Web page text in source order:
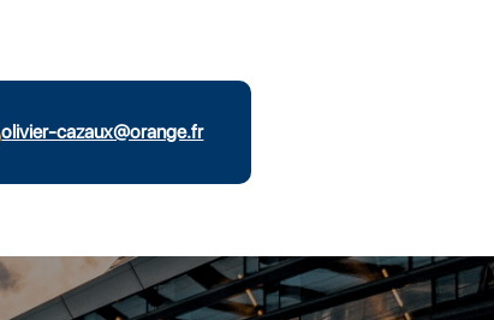
olivier-cazaux@orange.fr